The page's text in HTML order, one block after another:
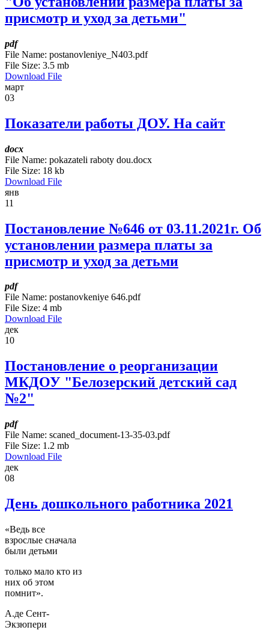
присмотр и уход за детьми"
pdf
File Name: postanovleniye_N403.pdf
File Size: 3.5 mb
Download File
март
03
Показатели работы ДОУ. На сайт
docx
File Name: pokazateli raboty dou.docx
File Size: 18 kb
Download File
янв
11
Постановление №646 от 03.11.2021г. Об
установлении размера платы за
присмотр и уход за детьми
pdf
File Name: postanovkeniye 646.pdf
File Size: 4 mb
Download File
дек
10
Постановление о реорганизации
МКДОУ "Белозерский детский сад
№2"
pdf
File Name: scaned_document-13-35-03.pdf
File Size: 1.2 mb
Download File
дек
08
День дошкольного работника 2021
«Ведь все
взрослые сначала
были детьми
только мало кто из
них об этом
помнит».
А.де Сент-
Экзюпери